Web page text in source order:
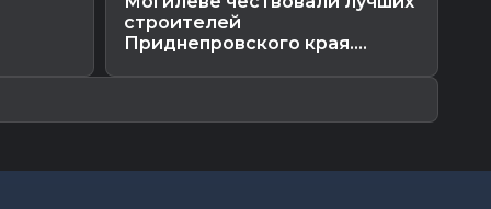
строителей
Приднепровского края....